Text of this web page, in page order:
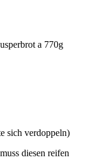
a 770g
sich verdoppeln)
diesen reifen